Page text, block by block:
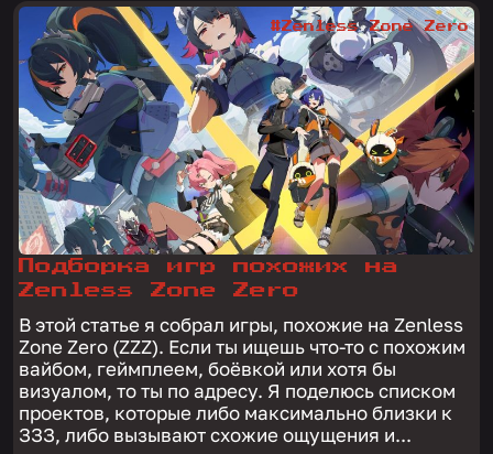
Подборка игр похожих на
Zenless Zone Zero
В этой статье я собрал игры, похожие на Zenless
Zone Zero (ZZZ). Если ты ищешь что-то с похожим
вайбом, геймплеем, боёвкой или хотя бы
визуалом, то ты по адресу. Я поделюсь списком
проектов, которые либо максимально близки к
ЗЗЗ, либо вызывают схожие ощущения и...
#Zenless Zone Zero